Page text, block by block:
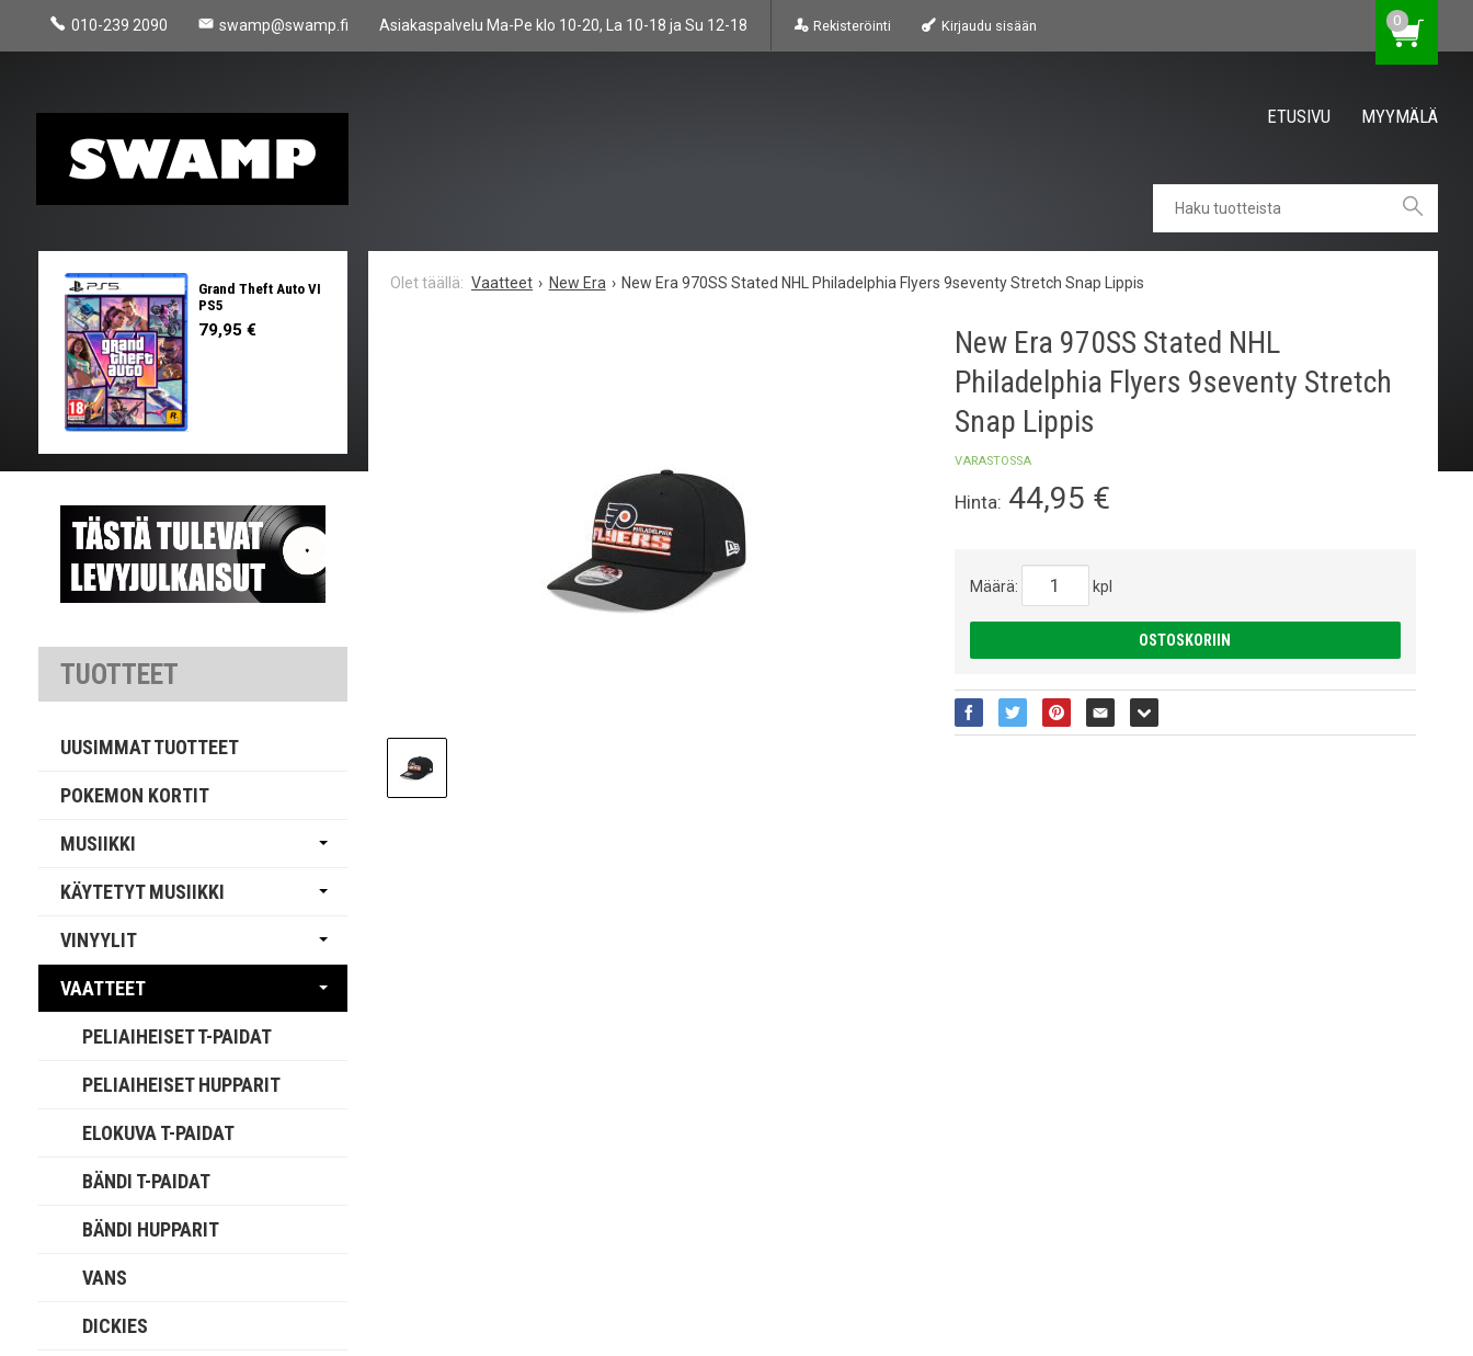
010-239 2090 swamp@swamp.fi Asiakaspalvelu Ma-Pe klo 10-20, La 10-18 ja Su 12-18 Rekisteröinti Kirjaudu sisään 0
ETUSIVU MYYMÄLÄ
Vaatteet New Era New Era 970SS Stated NHL Philadelphia Flyers 9seventy Stretch Snap Lippis
New Era 970SS Stated NHL
Philadelphia Flyers 9seventy Stretch
Snap Lippis
VARASTOSSA
Hinta: 44,95 €
Määrä: kpl
OSTOSKORIIN
Grand Theft Auto VI
PS5
79,95 €
TUOTTEET
UUSIMMAT TUOTTEET
POKEMON KORTIT
MUSIIKKI
KÄYTETYT MUSIIKKI
VINYYLIT
VAATTEET
PELIAIHEISET T-PAIDAT
PELIAIHEISET HUPPARIT
ELOKUVA T-PAIDAT
BÄNDI T-PAIDAT
BÄNDI HUPPARIT
VANS
DICKIES